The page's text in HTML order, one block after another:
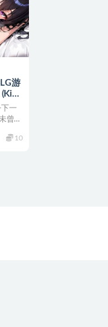
游
戏
一
曾告
10